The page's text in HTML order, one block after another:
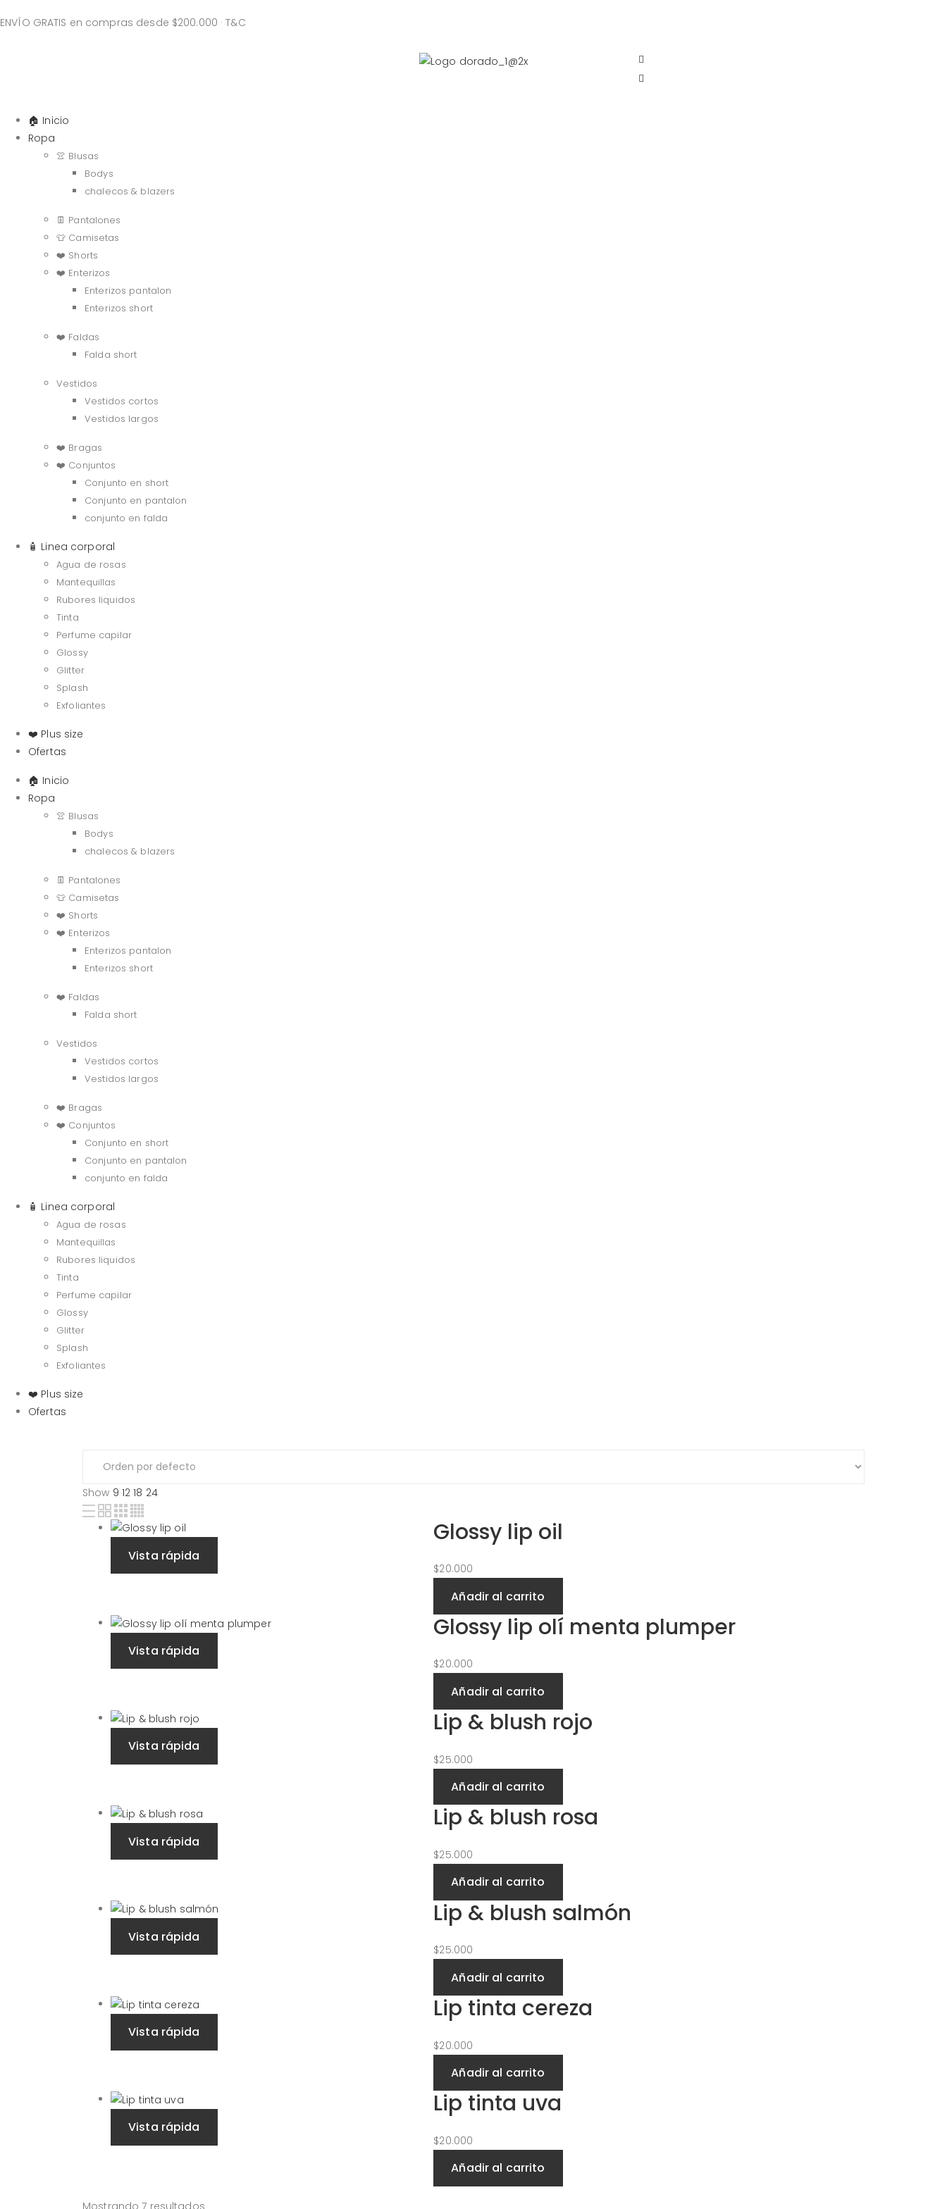
ENVÍO GRATIS en compras desde $200.000 · T&C
🏠 Inicio
Ropa
👚 Blusas
Bodys
chalecos & blazers
👖 Pantalones
👕 Camisetas
❤️ Shorts
❤️ Enterizos
Enterizos pantalon
Enterizos short
❤️ Faldas
Falda short
Vestidos
Vestidos cortos
Vestidos largos
❤️ Bragas
❤️ Conjuntos
Conjunto en short
Conjunto en pantalon
conjunto en falda
🧴 Linea corporal
Agua de rosas
Mantequillas
Rubores liquidos
Tinta
Perfume capilar
Glossy
Glitter
Splash
Exfoliantes
❤️ Plus size
Ofertas
🏠 Inicio
Ropa
👚 Blusas
Bodys
chalecos & blazers
👖 Pantalones
👕 Camisetas
❤️ Shorts
❤️ Enterizos
Enterizos pantalon
Enterizos short
❤️ Faldas
Falda short
Vestidos
Vestidos cortos
Vestidos largos
❤️ Bragas
❤️ Conjuntos
Conjunto en short
Conjunto en pantalon
conjunto en falda
🧴 Linea corporal
Agua de rosas
Mantequillas
Rubores liquidos
Tinta
Perfume capilar
Glossy
Glitter
Splash
Exfoliantes
❤️ Plus size
Ofertas
Show 9 12 18 24
Vista rápida
Glossy lip oil
$20.000
Añadir al carrito
Vista rápida
Glossy lip olí menta plumper
$20.000
Añadir al carrito
Vista rápida
Lip & blush rojo
$25.000
Añadir al carrito
Vista rápida
Lip & blush rosa
$25.000
Añadir al carrito
Vista rápida
Lip & blush salmón
$25.000
Añadir al carrito
Vista rápida
Lip tinta cereza
$20.000
Añadir al carrito
Vista rápida
Lip tinta uva
$20.000
Añadir al carrito
Mostrando 7 resultados